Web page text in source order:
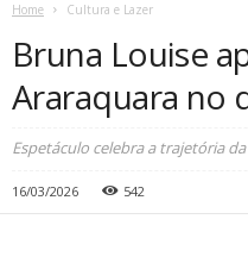
Home Cultura e Lazer
Bruna Louise
Araraquara no
Espetáculo celebra a trajetória
16/03/2026 542